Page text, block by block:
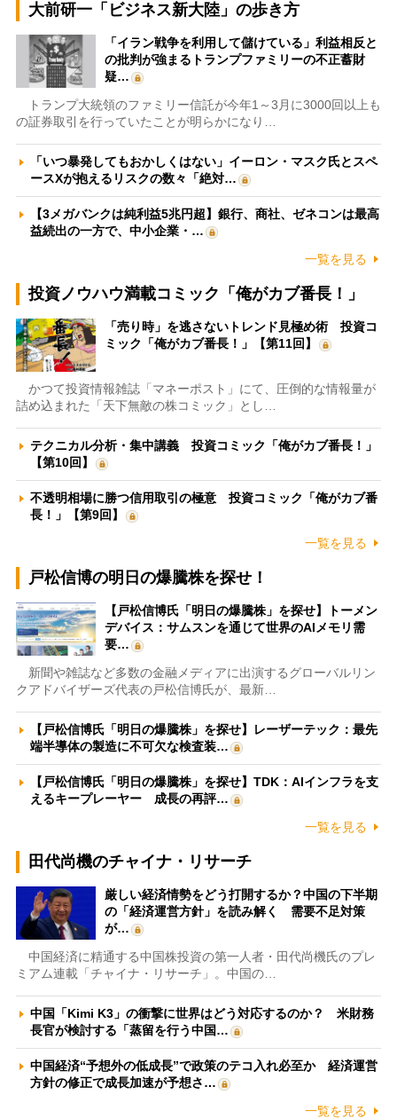
大前研一「ビジネス新大陸」の歩き方
「イラン戦争を利用して儲けている」利益相反と
の批判が強まるトランプファミリーの不正蓄財
疑…
トランプ大統領のファミリー信託が今年1～3月に3000回以上も
の証券取引を行っていたことが明らかになり…
「いつ暴発してもおかしくはない」イーロン・マスク氏とスペ
ースXが抱えるリスクの数々「絶対…
【3メガバンクは純利益5兆円超】銀行、商社、ゼネコンは最高
益続出の一方で、中小企業・…
一覧を見る
投資ノウハウ満載コミック「俺がカブ番長！」
「売り時」を逃さないトレンド見極め術 投資コ
ミック「俺がカブ番長！」【第11回】
かつて投資情報雑誌「マネーポスト」にて、圧倒的な情報量が
詰め込まれた「天下無敵の株コミック」とし…
テクニカル分析・集中講義 投資コミック「俺がカブ番長！」
【第10回】
不透明相場に勝つ信用取引の極意 投資コミック「俺がカブ番
長！」【第9回】
一覧を見る
戸松信博の明日の爆騰株を探せ！
【戸松信博氏「明日の爆騰株」を探せ】トーメン
デバイス：サムスンを通じて世界のAIメモリ需
要…
新聞や雑誌など多数の金融メディアに出演するグローバルリン
クアドバイザーズ代表の戸松信博氏が、最新…
【戸松信博氏「明日の爆騰株」を探せ】レーザーテック：最先
端半導体の製造に不可欠な検査装…
【戸松信博氏「明日の爆騰株」を探せ】TDK：AIインフラを支
えるキープレーヤー 成長の再評…
一覧を見る
田代尚機のチャイナ・リサーチ
厳しい経済情勢をどう打開するか？中国の下半期
の「経済運営方針」を読み解く 需要不足対策
が…
中国経済に精通する中国株投資の第一人者・田代尚機氏のプレ
ミアム連載「チャイナ・リサーチ」。中国の…
中国「Kimi K3」の衝撃に世界はどう対応するのか？ 米財務
長官が検討する「蒸留を行う中国…
中国経済“予想外の低成長”で政策のテコ入れ必至か 経済運営
方針の修正で成長加速が予想さ…
一覧を見る